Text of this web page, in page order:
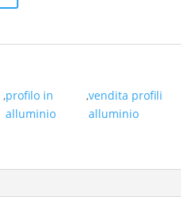
,profilo in
alluminio
,vendita profili
alluminio